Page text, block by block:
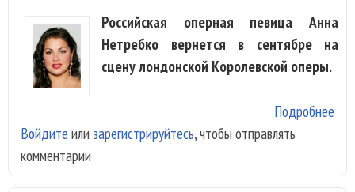
Российская оперная певица Анна
Нетребко вернется в сентябре на
сцену лондонской Королевской оперы.
Подробнее
Войдите или зарегистрируйтесь, чтобы отправлять
комментарии